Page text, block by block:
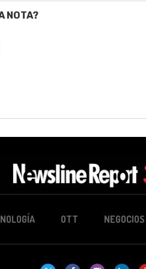
NOTA?
OTT NEGOCIOS